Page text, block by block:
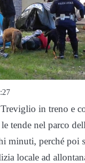
in treno e
tende nel parco
minuti, perché poi
locale ad